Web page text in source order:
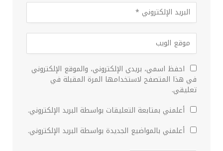
احفظ اسمي، بريدي الإلكتروني، والموقع الإلكتروني
في هذا المتصفح لاستخدامها المرة المقبلة في
تعليقي.
أعلمني بمتابعة التعليقات بواسطة البريد الإلكتروني.
أعلمني بالمواضيع الجديدة بواسطة البريد الإلكتروني.